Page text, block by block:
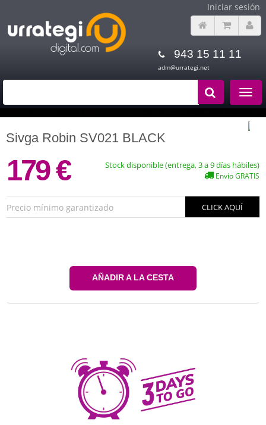
Iniciar sesión
943 15 11 11
adm@urrategi.net
Toggle
Sivga Robin SV021 BLACK
179 € Stock disponible (entrega, 3 a 9 días hábiles)
Envío GRATIS
Precio mínimo garantizado CLICK AQUÍ
AÑADIR A LA CESTA